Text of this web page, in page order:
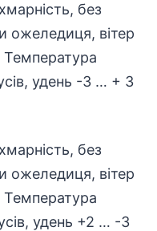
без
ожеледиця, вітер
Температура
удень -3 … + 3
без
ожеледиця, вітер
Температура
удень +2 … -3